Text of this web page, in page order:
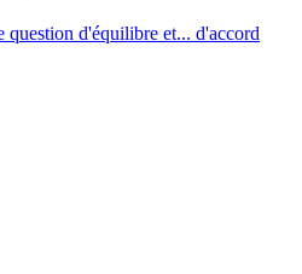
question d'équilibre et... d'accord